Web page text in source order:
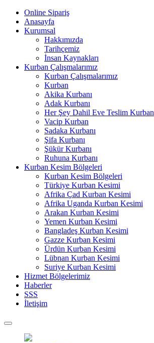
Online Sipariş
Anasayfa
Kurumsal
Hakkımızda
Tarihçemiz
İnsan Kaynakları
Kurban Çalışmalarımız
Kurban Çalışmalarımız
Kurban
Akika Kurbanı
Adak Kurbanı
Her Şey Dahil Eve Teslim Kurban
Vacip Kurban
Sadaka Kurbanı
Şifa Kurbanı
Şükür Kurbanı
Ruhuna Kurbanı
Kurban Kesim Bölgeleri
Kurban Kesim Bölgeleri
Türkiye Kurban Kesimi
Afrika Çad Kurban Kesimi
Afrika Uganda Kurban Kesimi
Arakan Kurban Kesimi
Yemen Kurban Kesimi
Bangladeş Kurban Kesimi
Gazze Kurban Kesimi
Ürdün Kurban Kesimi
Lübnan Kurban Kesimi
Suriye Kurban Kesimi
Hizmet Bölgelerimiz
Haberler
SSS
İletişim